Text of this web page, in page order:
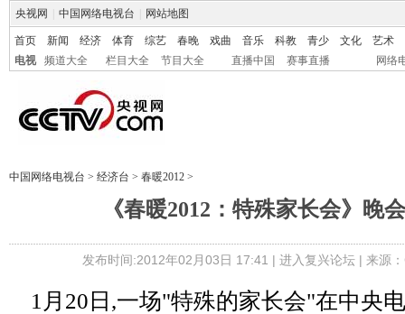
央视网 中国网络电视台 网站地图
首页 新闻 经济 体育 综艺 春晚 戏曲 音乐 科教 青少 文化
艺术
电视
频道大全 栏目大全 节目大全 直播中国 赛事直播 网络
中国网络电视台 > 经济台 > 春暖2012 >
《春暖2012：特殊家长会》晚
发布时间:2012年02月03日 17:41 | 进入复兴论坛| 来源
1月20日,一场"特殊的家长会"在中央